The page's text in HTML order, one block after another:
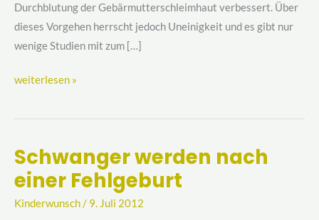
Durchblutung der Gebärmutterschleimhaut verbessert. Über
dieses Vorgehen herrscht jedoch Uneinigkeit und es gibt nur
wenige Studien mit zum […]
weiterlesen »
Schwanger werden nach
einer Fehlgeburt
Kinderwunsch/ 9. Juli 2012
Schwanger
werden